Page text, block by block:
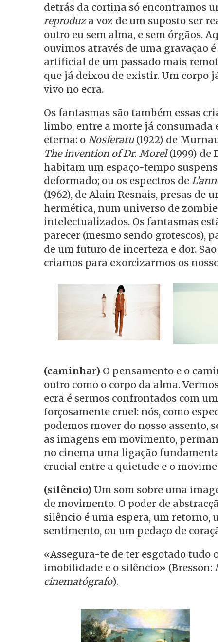
detrás da cortina só encontramos
reproduza voz de um suposto ser
outro eu sem alma, e sem órgãos.
ouvimos através de uma gravação
artificial de um passado mais
que já deixou de existir. Um corpo
vivo no ecrã.
Os fantasmas são também essas
limbo, entre a morte já consumada
eterna: o Nosferatu(1922) de
The invention of Dr. Morel(1999) de
habitam um espaço-tempo
deformado; ou os espectros de
(1962), de Alain Resnais, presas de
hermética, num universo de
intelectualizados. Os fantasmas
parecer (mesmo sendo grotescos),
de um futuro de incerteza e dor.
criamos para exorcizarmos os
(caminhar) O pensamento e o
outro como o corpo da alma.
ecrã é sermos confrontados com
forçosamente cruel: nós, como
podemos mover do nosso assento,
as imagens em movimento,
no cinema uma ligação
crucial entre a quietude e o
(silêncio) Um som sobre uma
de movimento. O poder de
silêncio é uma espera, um retorno,
sentimento, ou um pedaço de
«Assegura-te de ter esgotado tudo
imobilidade e o silêncio» (Bresson:
cinematógrafo).